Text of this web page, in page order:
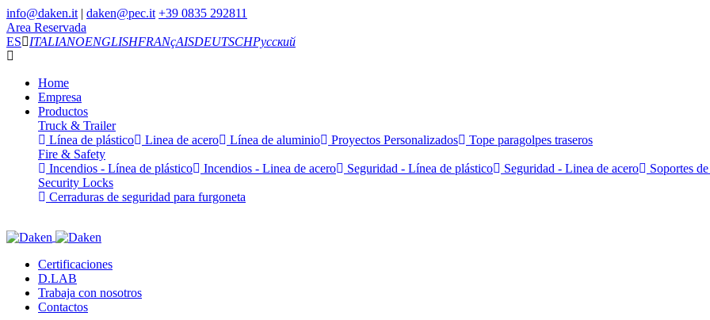
info@daken.it | daken@pec.it +39 0835 292811
Area Reservada
ES
ITALIANOENGLISHFRANçAISDEUTSCHРусский
Home
Empresa
Productos
Truck & Trailer
Línea de plástico
Linea de acero Línea de aluminio Proyectos Personalizados
Tope paragolpes traseros
Fire & Safety
Incendios - Línea de plástico
Incendios - Linea de acero Seguridad - Línea de plástico Seguridad - Linea de acero
Soportes
Security Locks
Cerraduras de seguridad para furgoneta
Certificaciones
D.LAB
Trabaja con nosotros
Contactos